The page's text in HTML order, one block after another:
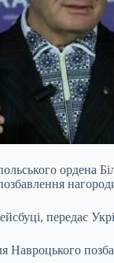
ордена
передає
Навроцького